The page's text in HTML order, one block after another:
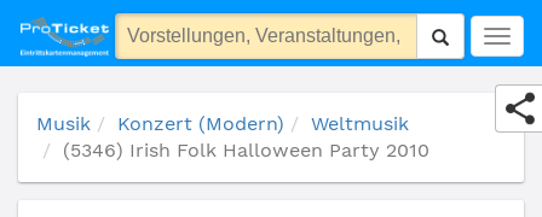
(5346) Irish Folk Halloween Party 2010
Musik Konzert (Modern)
Weltmusik
(5346) Irish Folk Halloween Party 2010